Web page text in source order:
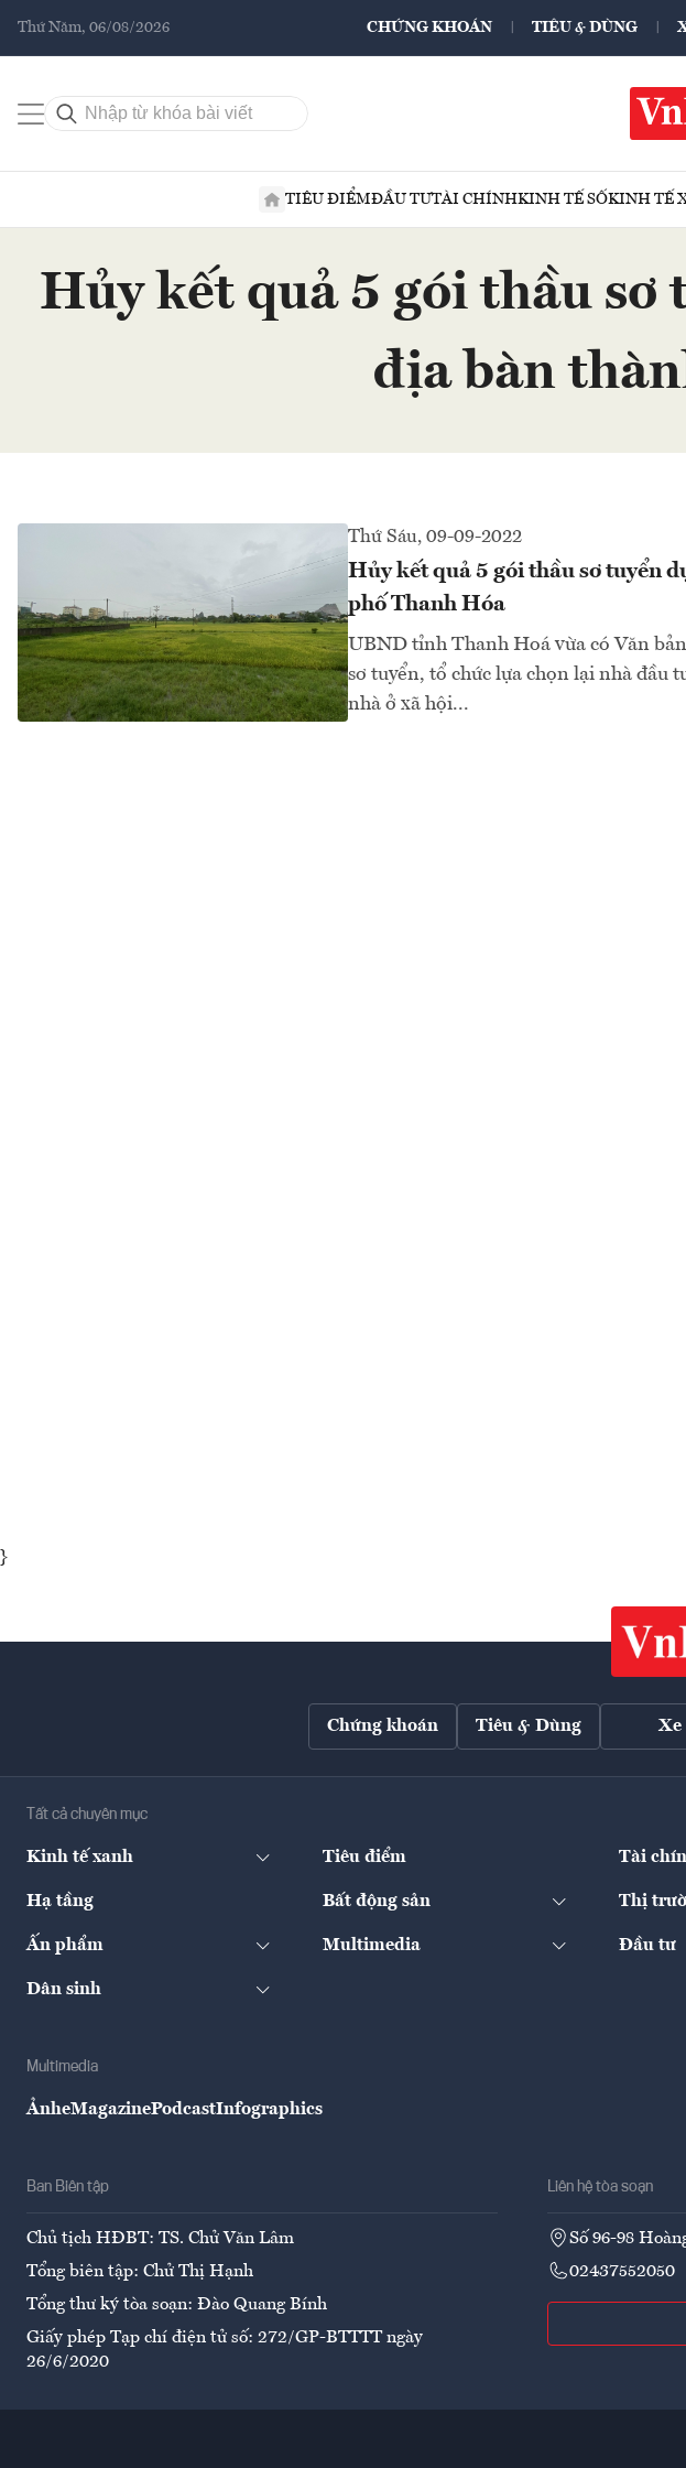
Thứ Năm, 06/08/2026 CHỨNG KHOÁN TIÊU & DÙNG
TIÊU ĐIỂMĐẦU TƯTÀI CHÍNHKINH TẾ SỐKINH TẾ
Hủy kết quả 5 gói thầu sơ
địa bàn
Thứ Sáu, 09-09-2022
Hủy kết quả 5 gói thầu sơ tuyển
phố Thanh Hóa
UBND tỉnh Thanh Hoá vừa có Văn
sơ tuyển, tổ chức lựa chọn lại nhà đầu
nhà ở xã hội...
}
Chứng khoán Tiêu & Dùng Xe
Tất cả chuyên mục
Kinh tế xanh Tiêu điểm Tài
Hạ tầng Bất động sản Thị
Ấn phẩm Multimedia Đầu tư
Dân sinh
Multimedia
ẢnheMagazinePodcastInfographics
Ban Biên tập
Chủ tịch HĐBT: TS. Chử Văn Lâm
Tổng biên tập: Chử Thị Hạnh
Tổng thư ký tòa soạn: Đào Quang Bính
Giấy phép Tạp chí điện tử số: 272/GP-BTTTT ngày
26/6/2020
Liên hệ tòa soạn
Số 96-98
02437552050